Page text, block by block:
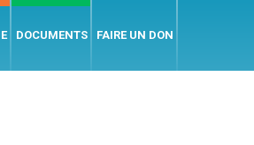
DOCUMENTS FAIRE UN DON